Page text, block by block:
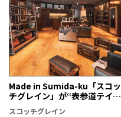
Made in Sumida-ku「スコッ
チグレイン」が“表参道テイス
ト”をまとう時
スコッチグレイン